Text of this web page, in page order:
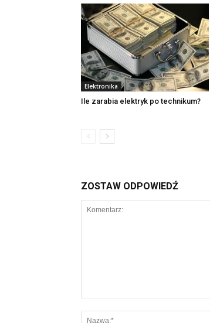
Elektronika
Ile zarabia elektryk po technikum?
ZOSTAW ODPOWIEDŹ